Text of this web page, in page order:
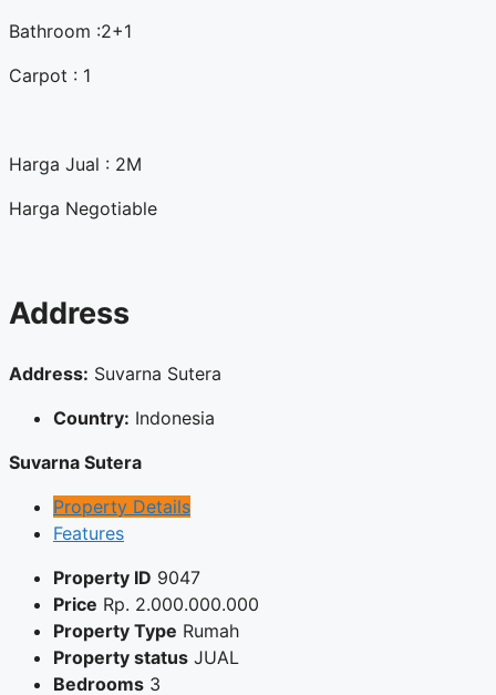
Bathroom :2+1
Carpot : 1
Harga Jual : 2M
Harga Negotiable
Address
Address: Suvarna Sutera
Country: Indonesia
Suvarna Sutera
Property Details
Features
Property ID 9047
Price Rp. 2.000.000.000
Property Type Rumah
Property status JUAL
Bedrooms 3